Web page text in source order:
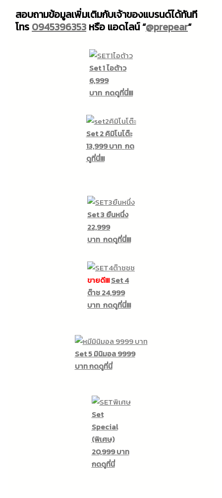
สอบถามข้อมูลเพิ่มเติมกับเจ้าของแบรนด์ได้ทันที
โทร 0945396353 หรือ แอดไลน์ “@prepear“
Set 1 ไอต้าว
6,999
บาท กดดูที่นี่!!!
Set 2 คิมิโนโต๊ะ
13,999 บาท กด
ดูที่นี่!!!
Set 3 ยืนหนึ่ง
22,999
บาท กดดูที่นี่!!!
ขายดี!!!Set 4
ต๊าช 24,999
บาท กดดูที่นี่!!!
Set 5 มินิมอล 9999
บาท กดดูที่นี่
Set
Special
(พิเศษ)
20,999 บาท
กดดูที่นี่